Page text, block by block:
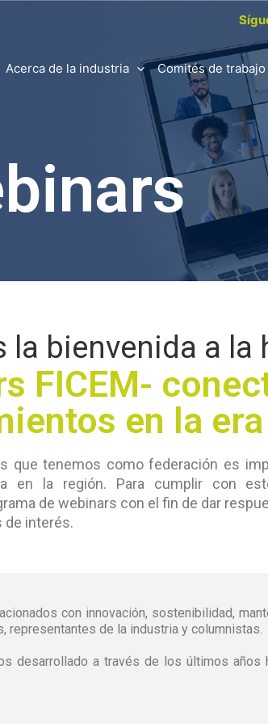
Acerca de la industria Comités de trabajo
la bienvenida a la
FICEM-
en la
que tenemos como federación es
en la región. Para cumplir con
de webinars con el fin de dar
de interés.
con innovación, sostenibilidad,
representantes de la industria y columnistas.
desarrollado a través de los últimos